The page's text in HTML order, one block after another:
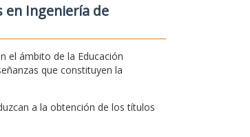
en Ingeniería de
el ámbito de la Educación
que constituyen la
a la obtención de los títulos